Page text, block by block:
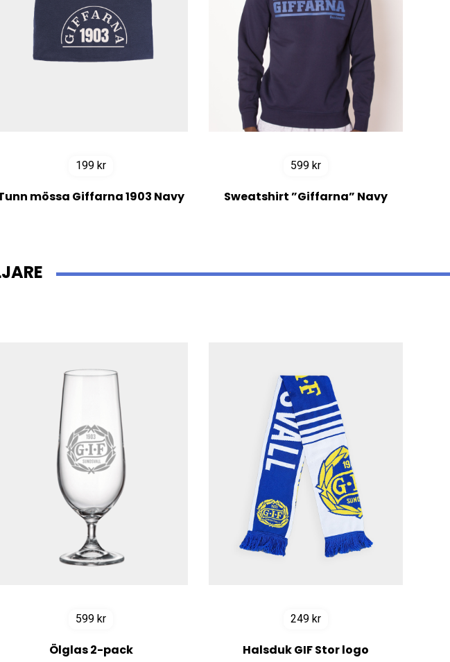
199kr
mössa Giffarna 1903 Navy
599kr
Sweatshirt ”Giffarna” Navy
599kr
Ölglas 2-pack
249kr
Halsduk GIF Stor logo